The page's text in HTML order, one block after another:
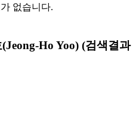
없습니다.
Ho Yoo) (검색결과